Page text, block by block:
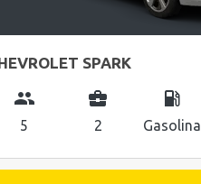
SPARK
group
5
business_center
2
local_gas_station
Gasolina